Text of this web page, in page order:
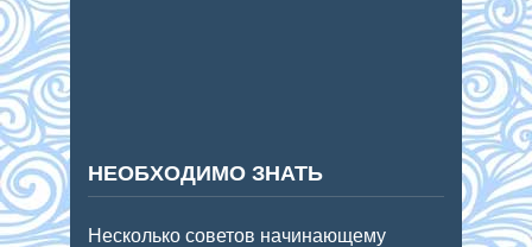
НЕОБХОДИМО ЗНАТЬ
Несколько советов начинающему